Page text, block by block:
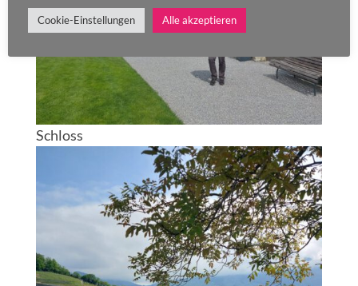
Schloss
Cookie-Einstellungen Alle akzeptieren